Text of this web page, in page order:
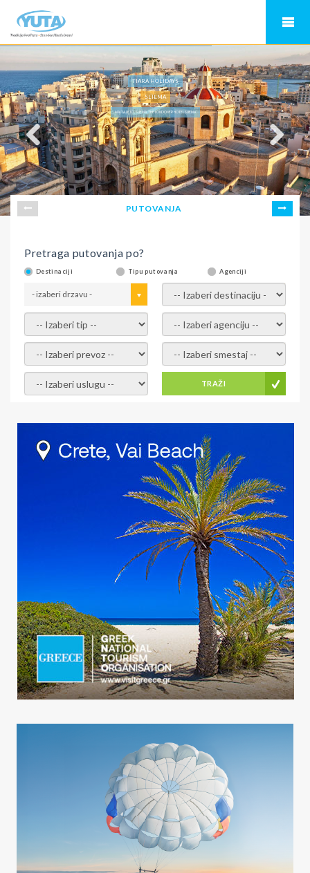
TIARA HOLIDAYS
SLIEMA
MALTA LETO, SLIEMA, THE LONDONER HOTEL SLIEMA
PUTOVANJA
Pretraga putovanja po?
Destinaciji Tipu putovanja Agenciji
- izaberi drzavu - - izaberi destinaciju -
- izaberi tip - - izaberi agenciju -
- izaberi prevoz - - Izaberite smestaj -
- Izaberite uslugu - TRAŽI